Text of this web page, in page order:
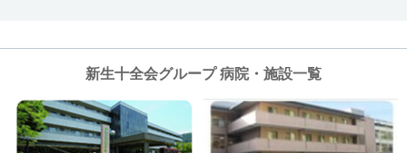
新生十全会グループ 病院・施設一覧